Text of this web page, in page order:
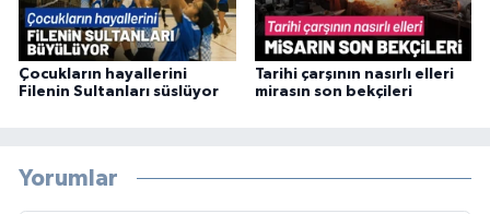
Çocukların hayallerini
Filenin Sultanları süslüyor
Tarihi çarşının nasırlı elleri
mirasın son bekçileri
Yorumlar